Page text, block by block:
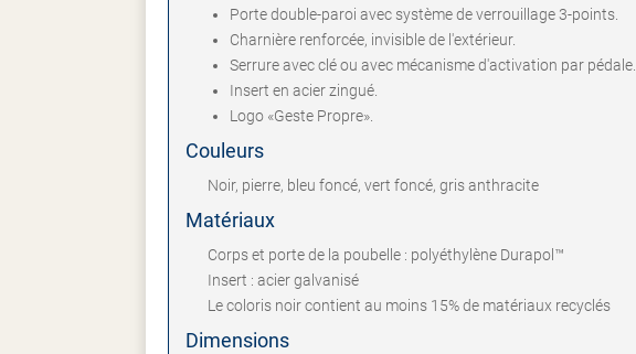
Porte double-paroi avec système de verrouillage 3-points.
Charnière renforcée, invisible de l'extérieur.
Serrure avec clé ou avec mécanisme d'activation par pédale.
Insert en acier zingué.
Logo «Geste Propre».
Couleurs
Noir, pierre, bleu foncé, vert foncé, gris anthracite
Matériaux
Corps et porte de la poubelle : polyéthylène Durapol™
Insert : acier galvanisé
Le coloris noir contient au moins 15% de matériaux recyclés
Dimensions